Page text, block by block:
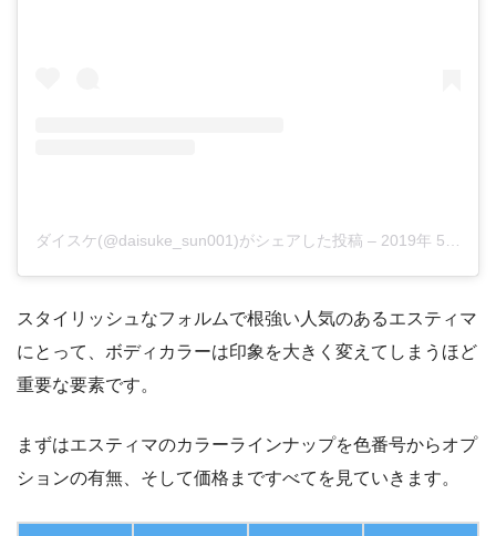
ダイスケ(@daisuke_sun001)がシェアした投稿 – 2019年 5月月15日午前1時27分PDT
スタイリッシュなフォルムで根強い人気のあるエスティマ
にとって、ボディカラーは印象を大きく変えてしまうほど
重要な要素です。
まずはエスティマのカラーラインナップを色番号からオプ
ションの有無、そして価格まですべてを見ていきます。